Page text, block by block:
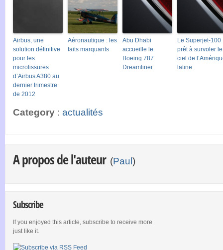
Airbus, une
solution définitive
pour les
microfissures
d’Airbus A380 au
dernier trimestre
de 2012
Aéronautique : les
faits marquants
Abu Dhabi
accueille le
Boeing 787
Dreamliner
Le Superjet-100
prêt à survoler le
ciel de
latine
Category : actualités
A propos de l'auteur (Paul)
Subscribe
If you enjoyed this article, subscribe to receive more
just like it.